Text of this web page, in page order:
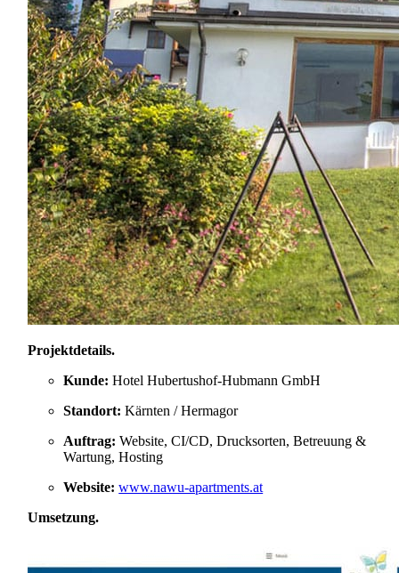
Projektdetails.
Kunde: Hotel Hubertushof-Hubmann GmbH
Standort: Kärnten / Hermagor
Auftrag: Website, CI/CD, Drucksorten, Betreuung &
Wartung, Hosting
Website: www.nawu-apartments.at
Umsetzung.